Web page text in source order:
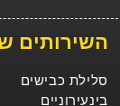
השירותים
סלילת כבישים
בינעירוניים